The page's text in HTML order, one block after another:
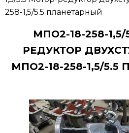
258-1,5/5.5 планетарный
МПО2-18-258-
РЕДУКТОР
МПО2-18-258-1,5/